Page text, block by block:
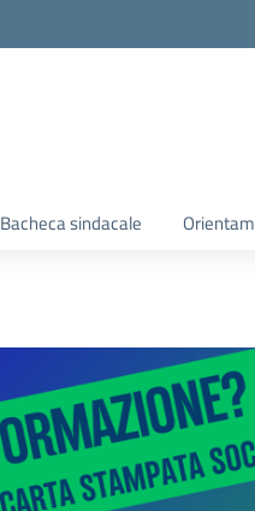
Bacheca sindacale